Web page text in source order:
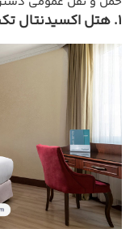
1. هتل اکسیدنتال تکسیم (Occidental)